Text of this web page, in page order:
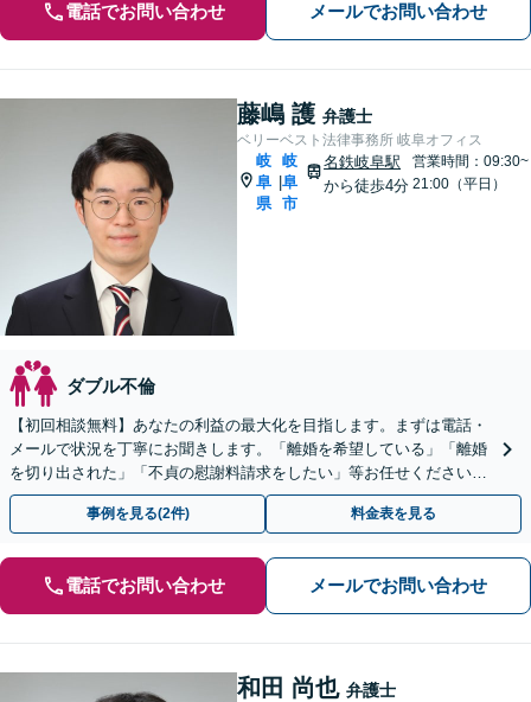
電話でお問い合わせ メールでお問い合わせ
藤嶋 護 弁護士
ベリーベスト法律事務所 岐阜オフィス
岐
阜
県
|
岐
阜
市
名鉄岐阜駅
から徒歩4分
営業時間：09:30~
21:00（平日）
ダブル不倫
【初回相談無料】あなたの利益の最大化を目指します。まずは電話・
メールで状況を丁寧にお聞きします。「離婚を希望している」「離婚
を切り出された」「不貞の慰謝料請求をしたい」等お任せください。
【リーズナブルな料金設定】
事例を見る(2件) 料金表を見る
電話でお問い合わせ メールでお問い合わせ
和田 尚也 弁護士